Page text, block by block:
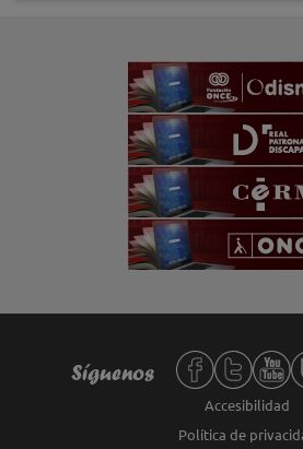
Redes sociales de
Síguenos
Accesibilidad
Política de